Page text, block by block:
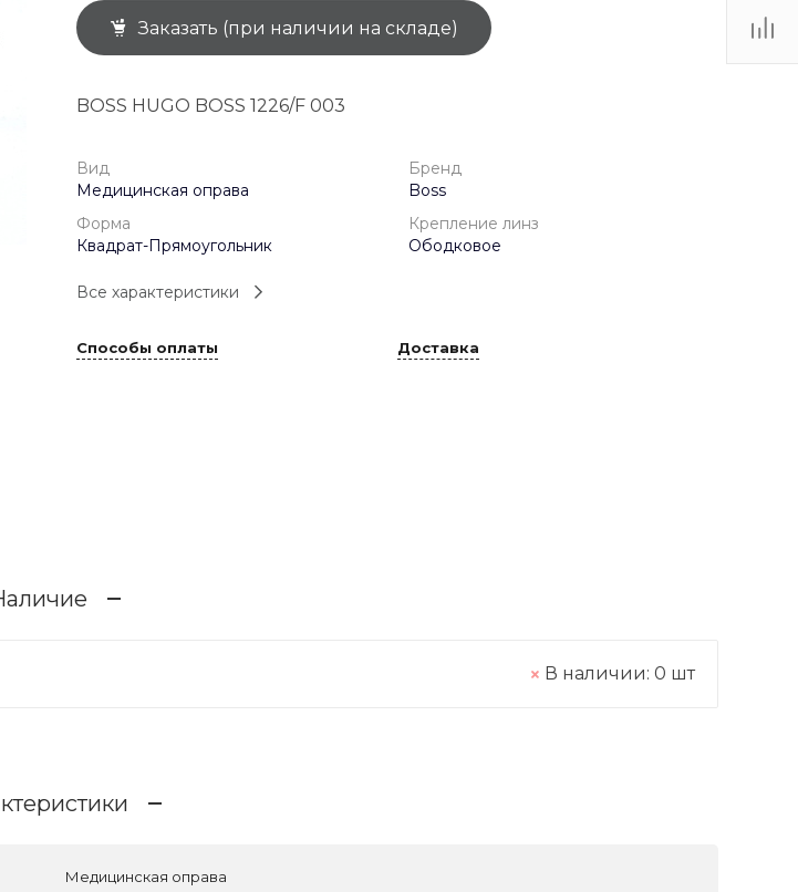
+7 (926) 092 4274
г. Королёв, пр-т
(0-9)
1 мая: 10:00-19:00
9 мая: 10:00-19:00
Заказать (при наличии на складе)
BOSS HUGO BOSS 1226/F 003
Вид
Медицинская оправа
Бренд
Boss
Форма
Квадрат-Прямоугольник
Крепление линз
Ободковое
Все характеристики
Способы оплаты Доставка
В наличии: 0 шт
Медицинская оправа